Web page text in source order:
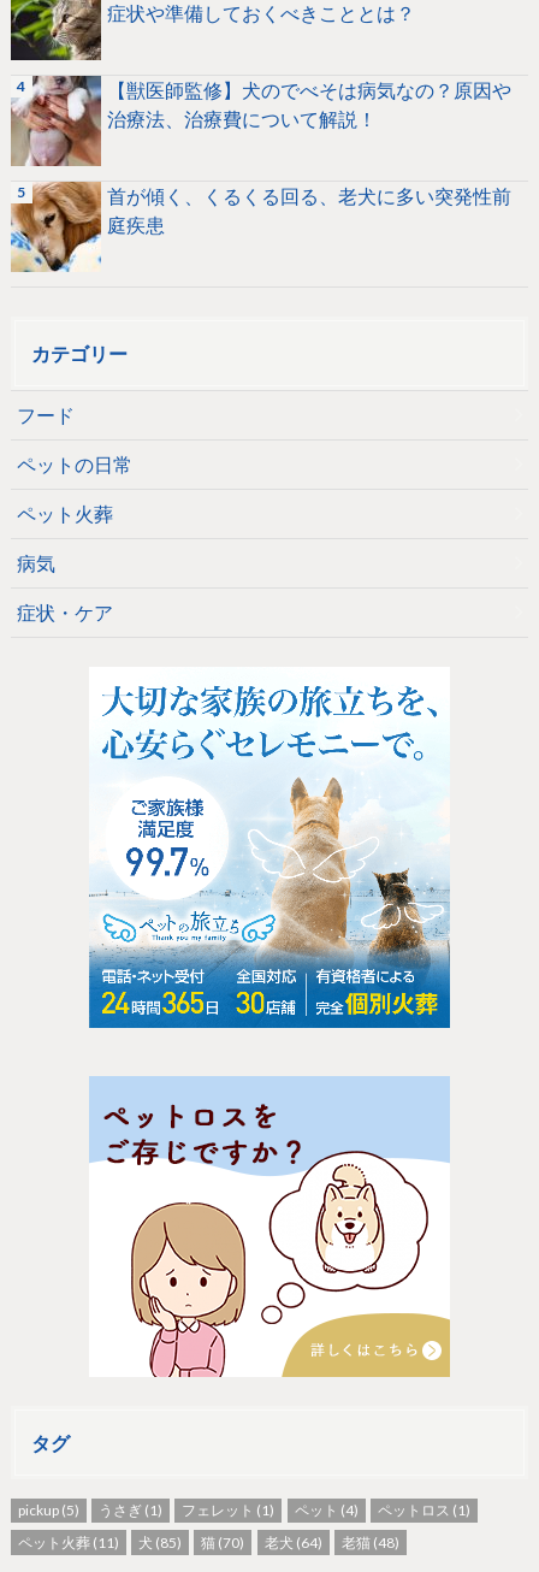
症状や準備しておくべきこととは？
【獣医師監修】犬のでべそは病気なの？原因や
治療法、治療費について解説！
首が傾く、くるくる回る、老犬に多い突発性前
庭疾患
カテゴリー
フード
ペットの日常
ペット火葬
病気
症状・ケア
タグ
pickup(5) うさぎ (1) フェレット (1) ペット (4) ペットロス (1)
ペット火葬(11) 犬 (85) 猫 (70) 老犬 (64) 老猫(48)